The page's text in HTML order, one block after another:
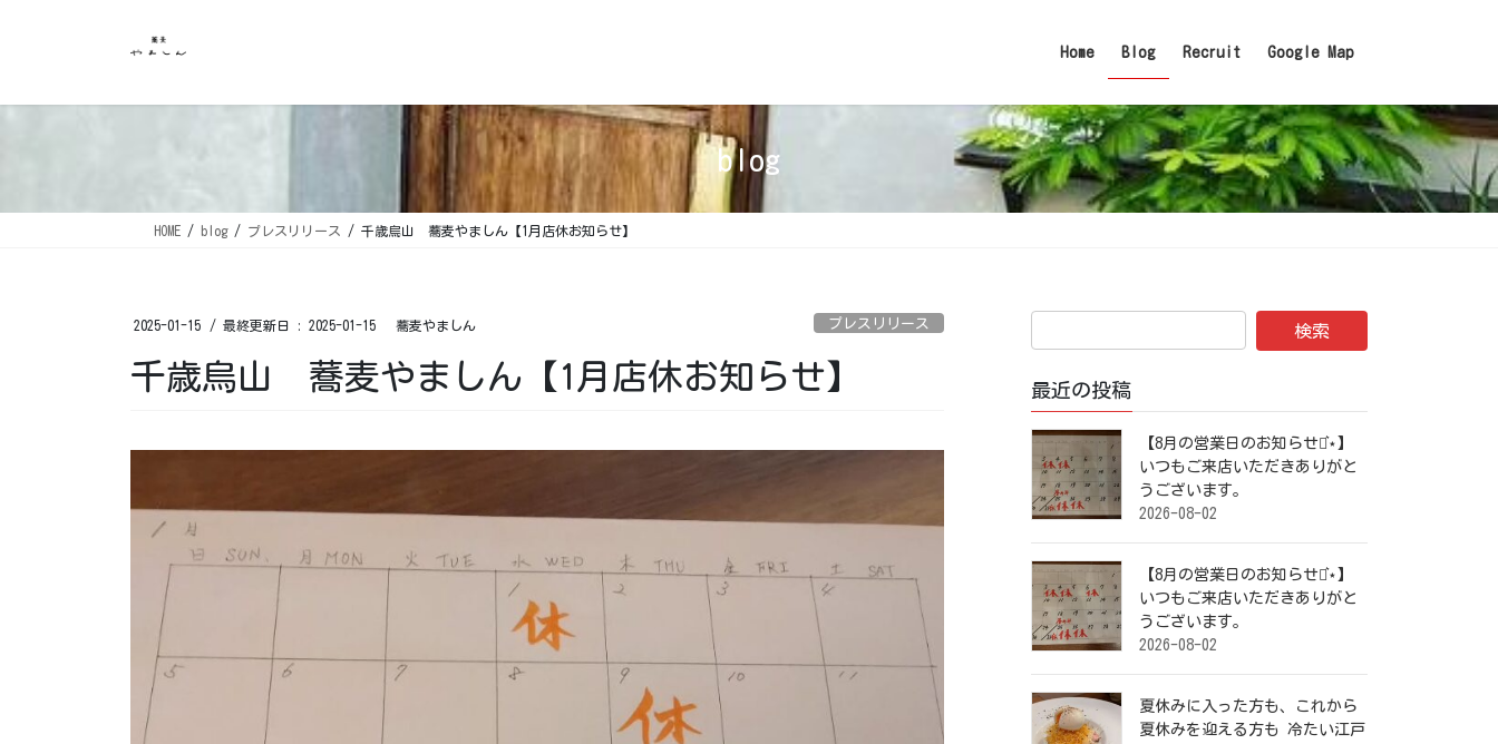
Home Blog Recruit Google Map
blog
HOME blog プレスリリース 千歳烏山 蕎麦やましん【1月店休お知らせ】
2025-01-15 / 最終更新日 : 2025-01-15 蕎麦やましん プレスリリース
千歳烏山 蕎麦やましん【1月店休お知らせ】 最近の投稿
【8月の営業日のお知らせ⋆͛⋆】
いつもご来店いただきありがと
うございます。
2026-08-02
【8月の営業日のお知らせ⋆͛⋆】
いつもご来店いただきありがと
うございます。
2026-08-02
夏休みに入った方も、これから
夏休みを迎える方も 冷たい江戸